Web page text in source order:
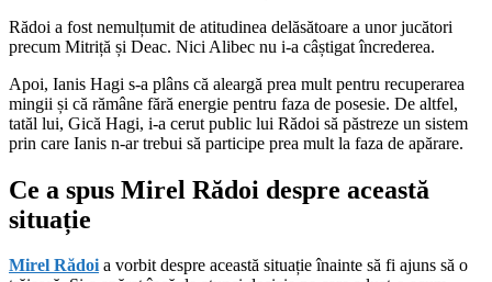
Rădoi a fost nemulțumit de atitudinea delăsătoare a unor jucători
precum Mitriță și Deac. Nici Alibec nu i-a câștigat încrederea.
Apoi, Ianis Hagi s-a plâns că aleargă prea mult pentru recuperarea
mingii și că rămâne fără energie pentru faza de posesie. De altfel,
tatăl lui, Gică Hagi, i-a cerut public lui Rădoi să păstreze un sistem
prin care Ianis n-ar trebui să participe prea mult la faza de apărare.
Ce a spus Mirel Rădoi despre această
situație
Mirel Rădoia vorbit despre această situație înainte să fi ajuns să o